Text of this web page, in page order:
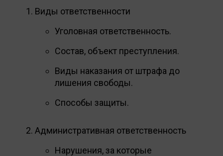
Виды ответственности
Уголовная ответственность.
Состав, объект преступления.
Виды наказания от штрафа до
лишения свободы.
Способы защиты.
Административная ответственность
Нарушения, за которые